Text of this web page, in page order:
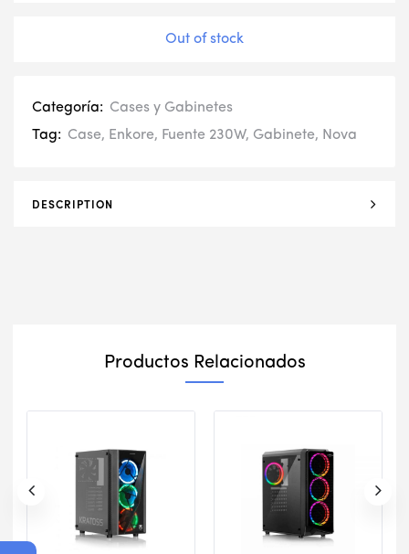
Out of stock
Categoría: Cases y Gabinetes
Tag: Case, Enkore, Fuente 230W, Gabinete, Nova
DESCRIPTION
Productos Relacionados